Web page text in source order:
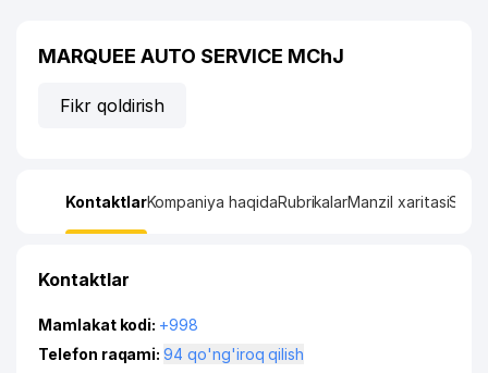
MARQUEE AUTO SERVICE MChJ
Fikr qoldirish
KontaktlarKompaniya haqidaRubrikalarManzil xaritasi
Kontaktlar
Mamlakat kodi: +998
Telefon raqami:
94 qo'ng'iroq qilish